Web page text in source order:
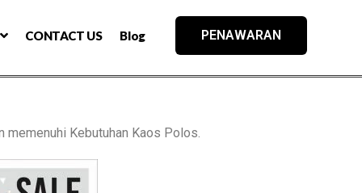
CONTACT US Blog PENAWARAN
memenuhi Kebutuhan Kaos Polos.